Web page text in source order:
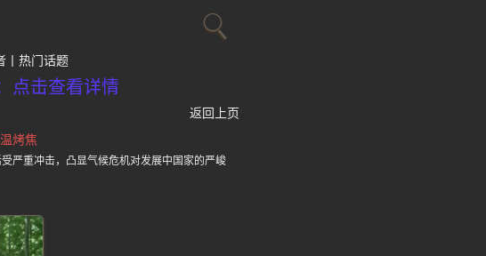
热门话题
点击查看详情
返回上页
烤焦
严重冲击，凸显气候危机对发展中国家的严峻